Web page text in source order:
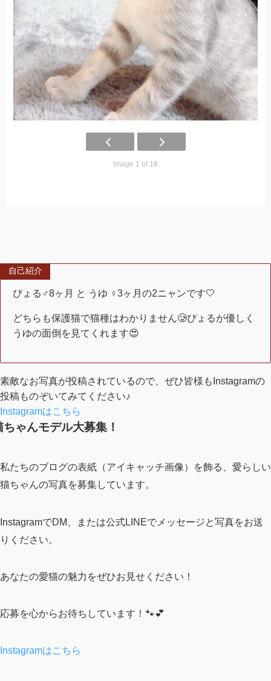
Image 1 of 18
自己紹介
ぴょる♂8ヶ月 と うゆ︎︎ ♀3ヶ月の2ニャンです🤍
どちらも保護猫で猫種はわかりません🥲ぴょるが優しく
うゆの面倒を見てくれます😍
素敵なお写真が投稿されているので、ぜひ皆様もInstagramの
投稿ものぞいてみてください♪
Instagramはこちら
ちゃんモデル大募集！
私たちのブログの表紙（アイキャッチ画像）を飾る、愛らしい
猫ちゃんの写真を募集しています。
InstagramでDM、または公式LINEでメッセージと写真をお送
りください。
あなたの愛猫の魅力をぜひお見せください！
応募を心からお待ちしています！🐾💕
Instagramはこちら